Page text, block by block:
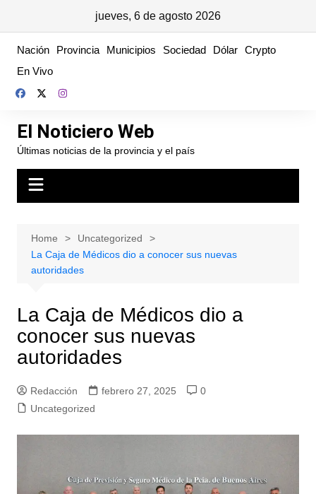
jueves, 6 de agosto 2026
content
Nación Provincia Municipios Sociedad Dólar Crypto
En Vivo
El Noticiero Web
Últimas noticias de la provincia y el país
Home
Uncategorized
La Caja de Médicos dio a conocer sus nuevas
autoridades
La Caja de Médicos dio a
conocer sus nuevas
autoridades
Redacción febrero 27, 2025
0
Uncategorized